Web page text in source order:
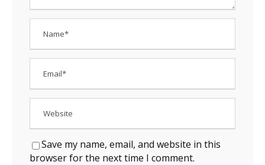
Save my name, email, and website in this
browser for the next time I comment.